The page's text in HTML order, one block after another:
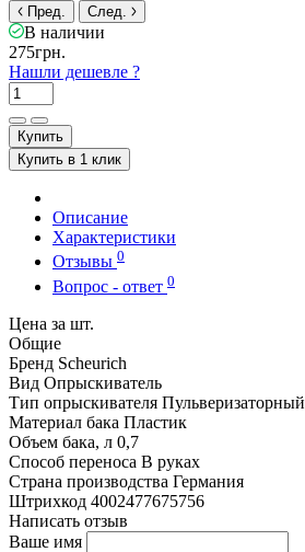
Пред. След.
В наличии
275грн.
Нашли дешевле ?
Купить
Купить в 1 клик
Описание
Характеристики
Отзывы 0
Вопрос - ответ 0
Цена за шт.
Общие
Бренд Scheurich
Вид Опрыскиватель
Тип опрыскивателя Пульверизаторный
Материал бака Пластик
Объем бака, л 0,7
Способ переноса В руках
Страна производства Германия
Штрихкод 4002477675756
Написать отзыв
Ваше имя